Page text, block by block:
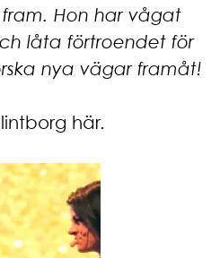
Hon har vågat
låta förtroendet för
nya vägar framåt!
här.